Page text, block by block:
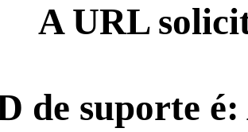
A URL
de suporte